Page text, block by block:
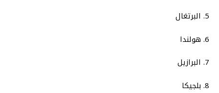
5. البرتغال
6. هولندا
7. البرازيل
8. بلجيكا